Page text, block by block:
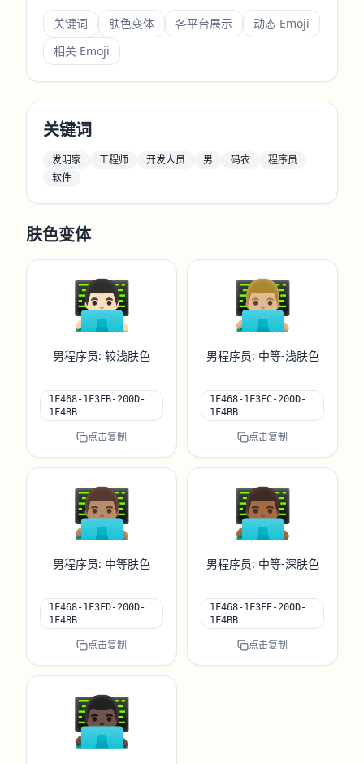
关键词 肤色变体 各平台展示
动态 Emoji
相关 Emoji
关键词
发明家 工程师 开发人员 男 码农
程序员
软件
肤色变体
👨🏻‍💻
男程序员: 较浅肤色
1F468-1F3FB-200D-
1F4BB
点击复制
👨🏼‍💻
男程序员: 中等-浅肤色
1F468-1F3FC-200D-
1F4BB
点击复制
👨🏽‍💻
男程序员: 中等肤色
1F468-1F3FD-200D-
1F4BB
点击复制
👨🏾‍💻
男程序员: 中等-深肤色
1F468-1F3FE-200D-
1F4BB
点击复制
👨🏿‍💻